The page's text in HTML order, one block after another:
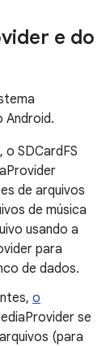
e do
Android.
SDCardFS
de arquivos
de música
usando a
para
de dados.
o
se
(para